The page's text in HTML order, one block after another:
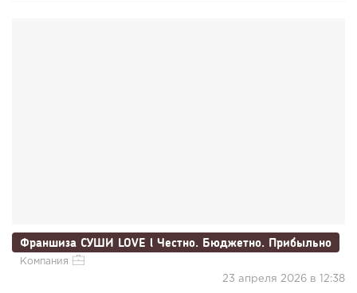
Франшиза СУШИ LOVE l Честно. Бюджетно. Прибыльно
Компания
23 апреля 2026 в 12:38